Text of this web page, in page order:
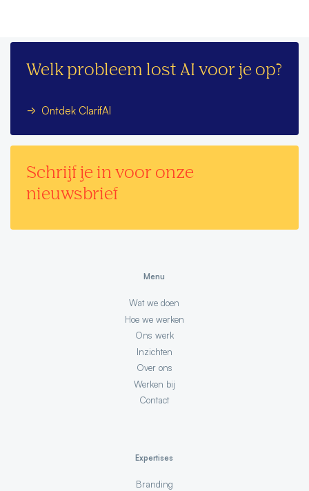
Welk probleem lost AI voor je op?
Ontdek ClarifAI
Schrijf je in voor onze
nieuwsbrief
Menu
Wat we doen
Hoe we werken
Ons werk
Inzichten
Over ons
Werken bij
Contact
Expertises
Branding